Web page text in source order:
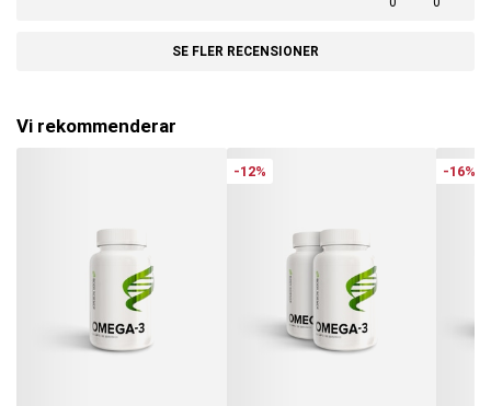
SE FLER RECENSIONER
Vi rekommenderar
-12% -16%